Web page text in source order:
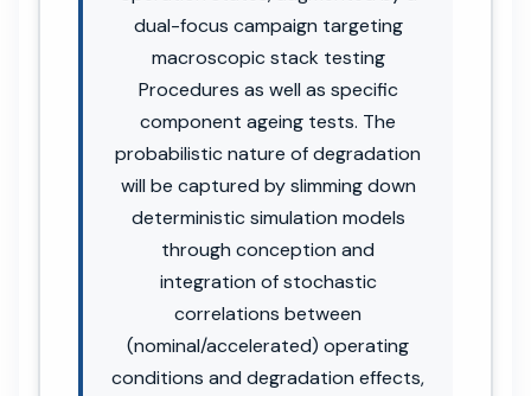
dual-focus campaign targeting
macroscopic stack testing
Procedures as well as specific
component ageing tests. The
probabilistic nature of degradation
will be captured by slimming down
deterministic simulation models
through conception and
integration of stochastic
correlations between
(nominal/accelerated) operating
conditions and degradation effects,